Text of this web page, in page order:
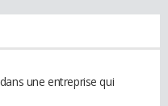
une entreprise qui